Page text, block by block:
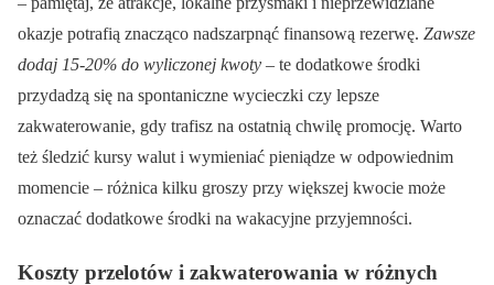
okazje potrafią znacząco nadszarpnąć finansową rezerwę. Zawsze
dodaj 15-20% do wyliczonej kwoty – te dodatkowe środki
przydadzą się na spontaniczne wycieczki czy lepsze
zakwaterowanie, gdy trafisz na ostatnią chwilę promocję. Warto
też śledzić kursy walut i wymieniać pieniądze w odpowiednim
momencie – różnica kilku groszy przy większej kwocie może
oznaczać dodatkowe środki na wakacyjne przyjemności.
Koszty przelotów i zakwaterowania w różnych